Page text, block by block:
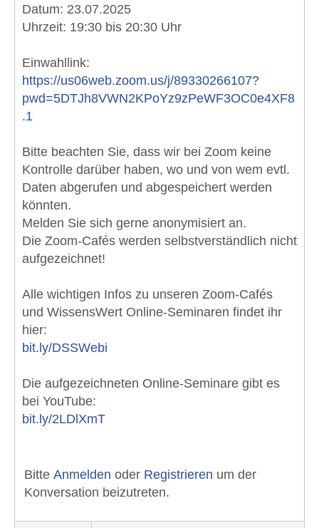
Datum: 23.07.2025
Uhrzeit: 19:30 bis 20:30 Uhr
Einwahllink:
https://us06web.zoom.us/j/89330266107?
pwd=5DTJh8VWN2KPoYz9zPeWF3OC0e4XF8
.1
Bitte beachten Sie, dass wir bei Zoom keine
Kontrolle darüber haben, wo und von wem evtl.
Daten abgerufen und abgespeichert werden
könnten.
Melden Sie sich gerne anonymisiert an.
Die Zoom-Cafés werden selbstverständlich nicht
aufgezeichnet!
Alle wichtigen Infos zu unseren Zoom-Cafés
und WissensWert Online-Seminaren findet ihr
hier:
bit.ly/DSSWebi
Die aufgezeichneten Online-Seminare gibt es
bei YouTube:
bit.ly/2LDlXmT
Bitte Anmelden oder Registrieren um der
Konversation beizutreten.